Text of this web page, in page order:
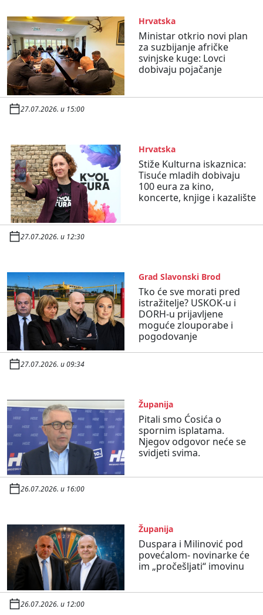
Hrvatska
Ministar otkrio novi plan
za suzbijanje afričke
svinjske kuge: Lovci
dobivaju pojačanje
27.07.2026. u 15:00
Hrvatska
Stiže Kulturna iskaznica:
Tisuće mladih dobivaju
100 eura za kino,
koncerte, knjige i kazalište
27.07.2026. u 12:30
Grad Slavonski Brod
Tko će sve morati pred
istražitelje? USKOK-u i
DORH-u prijavljene
moguće zlouporabe i
pogodovanje
27.07.2026. u 09:34
Županija
Pitali smo Ćosića o
spornim isplatama.
Njegov odgovor neće se
svidjeti svima.
26.07.2026. u 16:00
Županija
Duspara i Milinović pod
povećalom- novinarke će
im „pročešljati“ imovinu
26.07.2026. u 12:00